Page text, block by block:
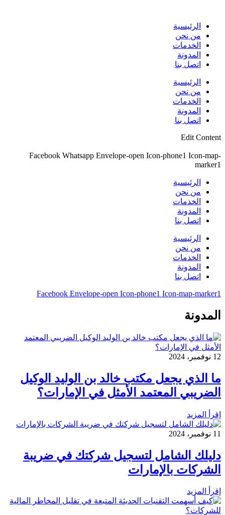
content الرئيسية
من نحن
الخدمات
المدونة
اتصل بنا
الرئيسية
من نحن
الخدمات
المدونة
اتصل بنا
Edit Content
Facebook Whatsapp Envelope-open Icon-phone1 Icon-map-
marker1
الرئيسية
من نحن
الخدمات
المدونة
اتصل بنا
الرئيسية
من نحن
الخدمات
المدونة
اتصل بنا
Facebook Envelope-open Icon-phone1 Icon-map-marker1
المدونة
12 نوفمبر، 2024
ما الذي يجعل مكتب خالد بن الوليد الوكيل
الضريبي المعتمد الأمثل في الإمارات؟
إقرأ المزيد
11 نوفمبر، 2024
دليلك الشامل لتسجيل شركتك في ضريبة
الشركات بالإمارات
إقرأ المزيد